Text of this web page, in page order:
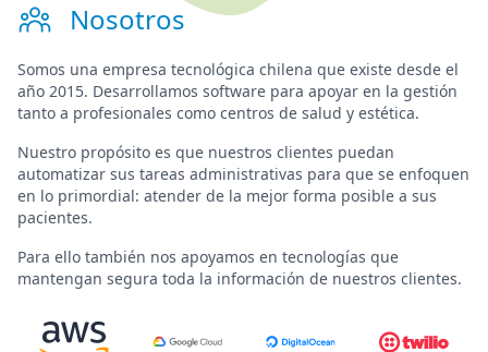
Nosotros
Somos una empresa tecnológica chilena que existe desde el
año 2015. Desarrollamos software para apoyar en la gestión
tanto a profesionales como centros de salud y estética.
Nuestro propósito es que nuestros clientes puedan
automatizar sus tareas administrativas para que se enfoquen
en lo primordial: atender de la mejor forma posible a sus
pacientes.
Para ello también nos apoyamos en tecnologías que
mantengan segura toda la información de nuestros clientes.